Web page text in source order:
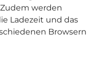
werden
Ladezeit und das
Browsern